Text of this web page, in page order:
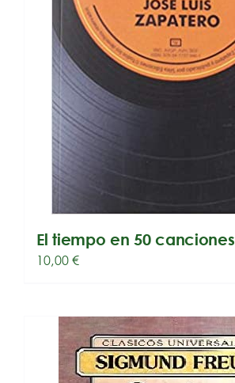
El tiempo en 50 canciones
10,00€